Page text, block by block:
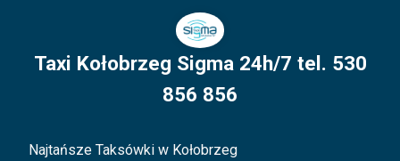
Taxi Kołobrzeg Sigma 24h/7 tel. 530
856 856
Najtańsze Taksówki w Kołobrzeg